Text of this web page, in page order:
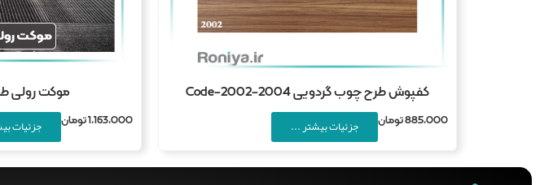
کفپوش طرح چوب گردویی Code-2002-2004
885,000تومان جزئیات بیشتر ...
موکت رولی طرح
1,163,000تومان جزئیات